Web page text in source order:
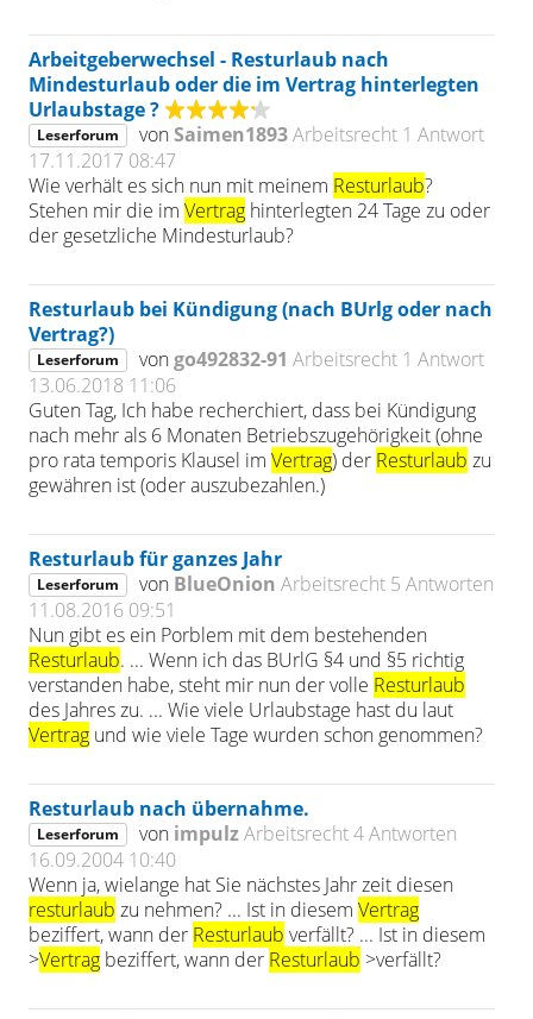
Arbeitgeberwechsel - Resturlaub nach
Mindesturlaub oder die im Vertrag hinterlegten
Urlaubstage ?
Leserforum vonSaimen1893Arbeitsrecht 1 Antwort
17.11.2017 08:47
Wie verhält es sich nun mit meinem Resturlaub?
Stehen mir die imVertrag hinterlegten 24 Tage zu oder
der gesetzliche Mindesturlaub?
Resturlaub bei Kündigung (nach BUrlg oder nach
Vertrag?)
Leserforum von go492832-91 Arbeitsrecht 1 Antwort
13.06.2018 11:06
Guten Tag, Ich habe recherchiert, dass bei Kündigung
nach mehr als 6 Monaten Betriebszugehörigkeit (ohne
pro rata temporis Klausel imVertrag) der Resturlaub zu
gewähren ist (oder auszubezahlen.)
Resturlaub für ganzes Jahr
Leserforum von BlueOnion Arbeitsrecht 5 Antworten
11.08.2016 09:51
Nun gibt es ein Porblem mit dem bestehenden
Resturlaub. ... Wenn ich das BUrlG §4 und §5 richtig
verstanden habe, steht mir nun der volle Resturlaub
des Jahres zu. ... Wie viele Urlaubstage hast du laut
Vertrag und wie viele Tage wurden schon genommen?
Resturlaub nach übernahme.
Leserforum von impulzArbeitsrecht4 Antworten
16.09.2004 10:40
Wenn ja, wielange hat Sie nächstes Jahr zeit diesen
resturlaub zu nehmen? ... Ist in diesemVertrag
beziffert, wann der Resturlaub verfällt? ... Ist in diesem
>Vertrag beziffert, wann der Resturlaub >verfällt?